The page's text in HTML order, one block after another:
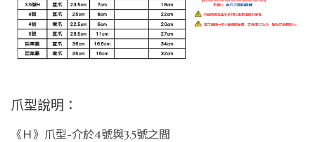
爪型說明：
《Ｈ》爪型-介於4號與3.5號之間